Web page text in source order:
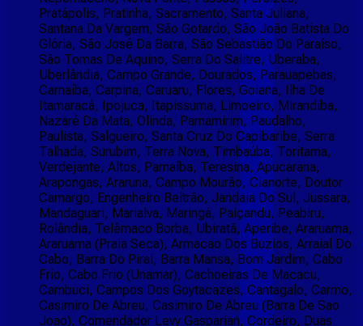
Pratápolis, Pratinha, Sacramento, Santa Juliana,
Santana Da Vargem, São Gotardo, São João Batista Do
Glória, São José Da Barra, São Sebastião Do Paraíso,
São Tomas De Aquino, Serra Do Salitre, Uberaba,
Uberlândia, Campo Grande, Dourados, Parauapebas,
Carnaíba, Carpina, Caruaru, Flores, Goiana, Ilha De
Itamaracá, Ipojuca, Itapissuma, Limoeiro, Mirandiba,
Nazaré Da Mata, Olinda, Parnamirim, Paudalho,
Paulista, Salgueiro, Santa Cruz Do Capibaribe, Serra
Talhada, Surubim, Terra Nova, Timbaúba, Toritama,
Verdejante, Altos, Parnaíba, Teresina, Apucarana,
Arapongas, Araruna, Campo Mourão, Cianorte, Doutor
Camargo, Engenheiro Beltrão, Jandaia Do Sul, Jussara,
Mandaguari, Marialva, Maringá, Paiçandu, Peabiru,
Rolândia, Telêmaco Borba, Ubiratã, Aperibe, Araruama,
Araruama (Praia Seca), Armacao Dos Buzios, Arraial Do
Cabo, Barra Do Pirai, Barra Mansa, Bom Jardim, Cabo
Frio, Cabo Frio (Unamar), Cachoeiras De Macacu,
Cambuci, Campos Dos Goytacazes, Cantagalo, Carmo,
Casimiro De Abreu, Casimiro De Abreu (Barra De Sao
Joao), Comendador Levy Gasparian, Cordeiro, Duas